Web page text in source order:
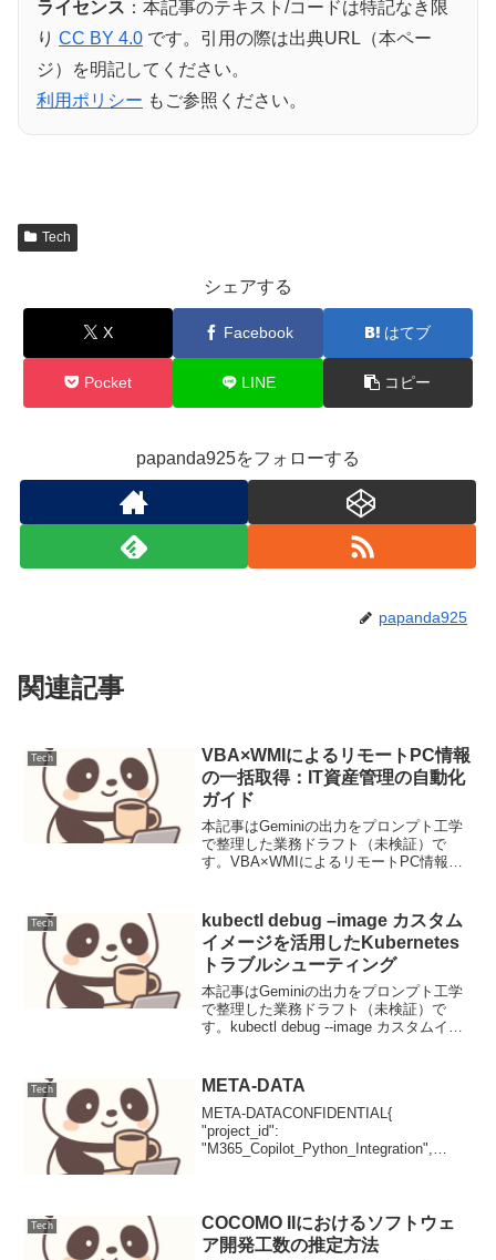
ライセンス ：本記事のテキスト/コードは特記なき限
り CC BY 4.0 です。引用の際は出典URL（本ペー
ジ）を明記してください。
利用ポリシー もご参照ください。
Tech
シェアする
X Facebook はてブ
Pocket LINE コピー
papanda925をフォローする
papanda925
関連記事
Tech
VBA×WMIによるリモートPC情報
の一括取得：IT資産管理の自動化
ガイド
本記事はGeminiの出力をプロンプト工学
で整理した業務ドラフト（未検証）で
す。VBA×WMIによるリモートPC情報の
的とし、遠隔地のPCにログインすること
なくOS・...
Tech
kubectl debug –image カスタム
イメージを活用したKubernetes
トラブルシューティング
本記事はGeminiの出力をプロンプト工学
で整理した業務ドラフト（未検証）で
す。kubectl debug --image カスタムイメ
プリケーショ...
Tech META-DATA
META-DATACONFIDENTIAL{
"project_id":
"M365_Copilot_Python_Integration",
Tech
COCOMO IIにおけるソフトウェ
ア開発工数の推定方法